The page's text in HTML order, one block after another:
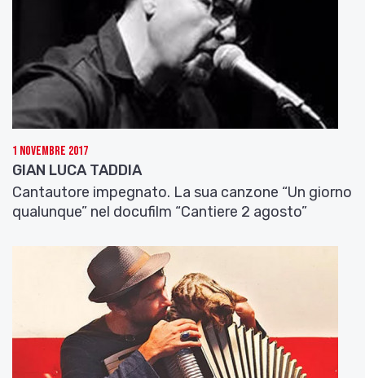
1 Novembre 2017
GIAN LUCA TADDIA
Cantautore impegnato. La sua canzone “Un giorno
qualunque” nel docufilm “Cantiere 2 agosto”